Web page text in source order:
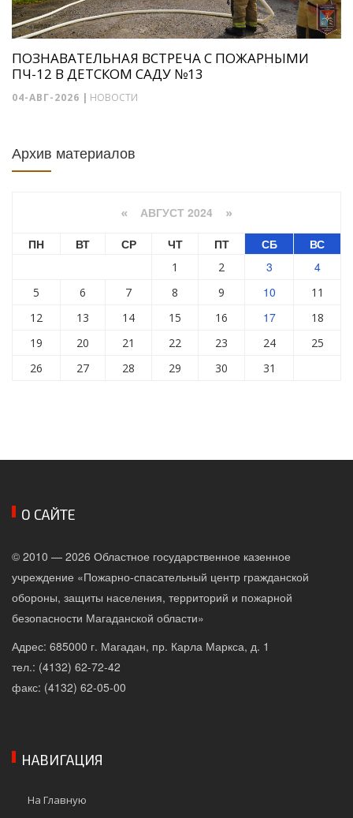
ПОЗНАВАТЕЛЬНАЯ ВСТРЕЧА С ПОЖАРНЫМИ
ПЧ-12 В ДЕТСКОМ САДУ №13
04-АВГ-2026 | НОВОСТИ
Архив материалов
« АВГУСТ 2024 »
ПН ВТ СР ЧТ ПТ СБ ВС
1 2 3 4
5 6 7 8 9 10
11
12
13 14 15 16 17
18
19
20 21 22 23 24
25
26
27 28 29 30 31
О САЙТЕ
© 2010 — 2026 Областное государственное казенное
учреждение «Пожарно-спасательный центр гражданской
обороны, защиты населения, территорий и пожарной
безопасности Магаданской области»
Адрес: 685000 г. Магадан, пр. Карла Маркса, д. 1
тел.: (4132) 62-72-42
факс: (4132) 62-05-00
НАВИГАЦИЯ
На Главную